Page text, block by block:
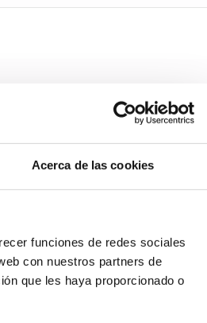
Acerca de las cookies
funciones de redes sociales
con nuestros partners de
que les haya proporcionado o